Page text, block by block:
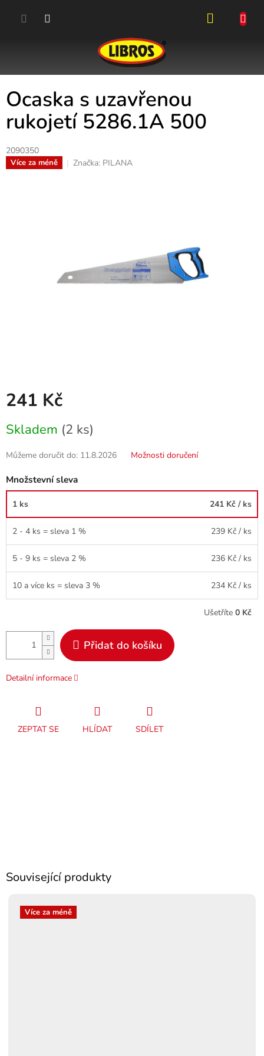
Ocaska s uzavřenou
rukojetí 5286.1A 500
2090350
Více za méně Značka: PILANA
241 Kč
cena:
Skladem (2 ks)
Můžeme doručit do: 11.8.2026 Možnosti doručení
Množstevní sleva
1 ks 241 Kč / ks
2 - 4 ks = sleva 1 % 239 Kč / ks
5 - 9 ks = sleva 2 % 236 Kč / ks
10 a více ks = sleva 3 % 234 Kč / ks
Ušetříte 0 Kč
Přidat do košíku
Detailní informace
ZEPTAT SE HLÍDAT SDÍLET
Související produkty
Více za méně